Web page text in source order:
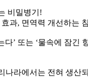
비밀병기!
과, 면역력 개선하는
’ 또는 ‘물속에 잠긴
나라에서는 전혀 생산